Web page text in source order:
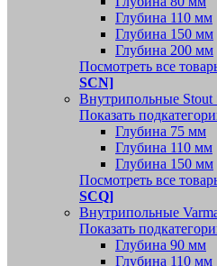
Глубина 110 мм
Глубина 150 мм
Глубина 200 мм
Посмотреть все
SCN]
Внутрипольные Stout
Показать
Глубина 75 мм
Глубина 110 мм
Глубина 150 мм
Посмотреть все
SCQ]
Внутрипольные
Показать
Глубина 90 мм
Глубина 110 мм